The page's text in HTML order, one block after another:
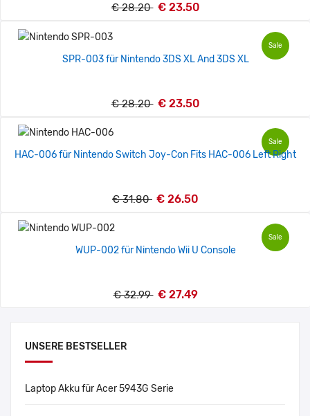
UNSERE BESTSELLER
Laptop Akku für Acer 5943G Serie
€ 28.20 € 23.50
Sale
SPR-003 für Nintendo 3DS XL And 3DS XL
€ 28.20 € 23.50
Sale
HAC-006 für Nintendo Switch Joy-Con Fits HAC-006 Left Right
€ 31.80 € 26.50
Sale
WUP-002 für Nintendo Wii U Console
€ 32.99 € 27.49